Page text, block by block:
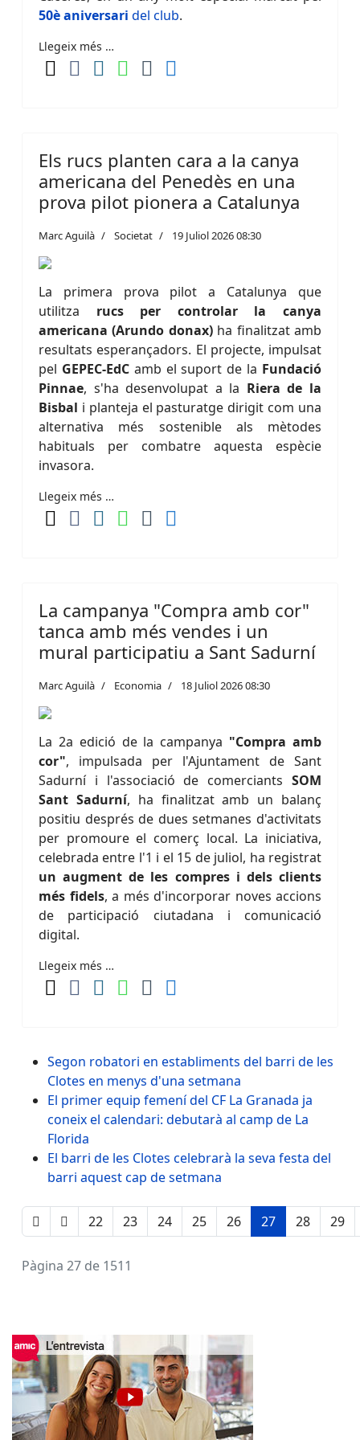
50è aniversari del club.
Llegeix més …
Els rucs planten cara a la canya
americana del Penedès en una
prova pilot pionera a Catalunya
Marc Aguilà Societat 19 Juliol 2026 08:30
La primera prova pilot a Catalunya que
utilitza rucs per controlar la canya
americana (Arundo donax)ha finalitzat amb
resultats esperançadors. El projecte, impulsat
pel GEPEC-EdCamb el suport de la Fundació
Pinnae, s'ha desenvolupat a la Riera de la
Bisbal i planteja el pasturatge dirigit com una
alternativa més sostenible als mètodes
habituals per combatre aquesta espècie
invasora.
Llegeix més …
La campanya "Compra amb cor"
tanca amb més vendes i un
mural participatiu a Sant Sadurní
Marc Aguilà Economia 18 Juliol 2026 08:30
La 2a edició de la campanya "Compra amb
cor", impulsada per l'Ajuntament de Sant
Sadurní i l'associació de comerciants SOM
Sant Sadurní, ha finalitzat amb un balanç
positiu després de dues setmanes d'activitats
per promoure el comerç local. La iniciativa,
celebrada entre l'1 i el 15 de juliol, ha registrat
un augment de les compres i dels clients
més fidels, a més d'incorporar noves accions
de participació ciutadana i comunicació
digital.
Llegeix més …
Segon robatori en establiments del barri de les
Clotes en menys d'una setmana
El primer equip femení del CF La Granada ja
coneix el calendari: debutarà al camp de La
Florida
El barri de les Clotes celebrarà la seva festa del
barri aquest cap de setmana
22 23 24 25 26 27 28 29
Pàgina 27 de 1511